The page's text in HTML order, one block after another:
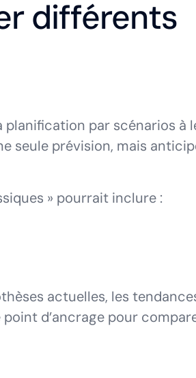
différents
par scénarios à
seule prévision, mais
» pourrait inclure :
actuelles, les
d’ancrage pour